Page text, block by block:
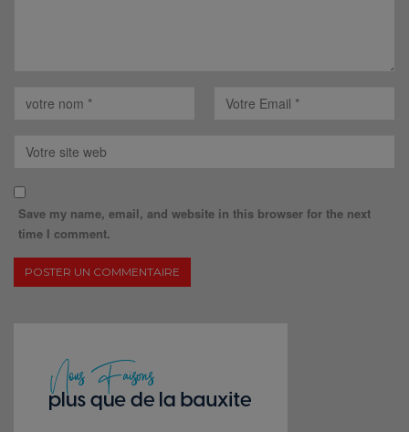
Save my name, email, and website in this browser for the next
time I comment.